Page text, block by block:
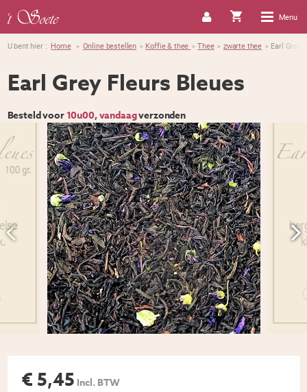
Menu
U bent hier : Home > Online bestellen > Koffie & thee > Thee > zwarte thee > Earl Grey
Earl Grey Fleurs Bleues
Besteld voor10u00,vandaagverzonden
€ 5,45 Incl. BTW